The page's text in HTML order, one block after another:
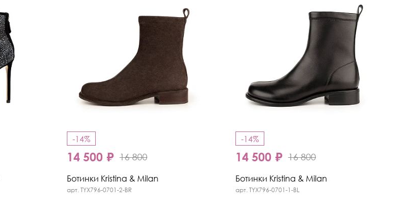
Кроссовки
Мюли
Полусапоги
-14%
14 500 ₽ 16 800
Ботинки Kristina & Milan
арт. TYX796-0701-2-BR
-14%
14 500 ₽ 16 800
Ботинки Kristina & Milan
арт. TYX796-0701-1-BL